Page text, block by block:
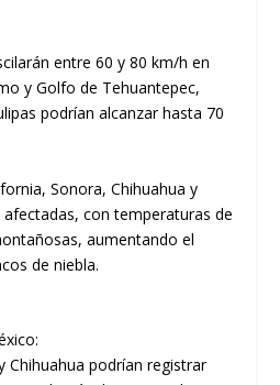
entre 60 y 80 km/h en
y Golfo de Tehuantepec,
podrían alcanzar hasta 70
Sonora, Chihuahua y
con temperaturas de
aumentando el
de niebla.
Chihuahua podrían registrar